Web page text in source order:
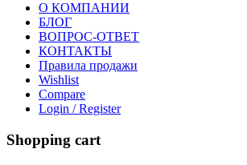
О КОМПАНИИ
БЛОГ
ВОПРОС-ОТВЕТ
КОНТАКТЫ
Правила продажи
Wishlist
Compare
Login / Register
Shopping cart